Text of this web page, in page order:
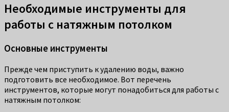
Необходимые инструменты для
работы с натяжным потолком
Основные инструменты
Прежде чем приступить к удалению воды, важно
подготовить все необходимое. Вот перечень
инструментов, которые могут понадобиться для работы с
натяжным потолком: